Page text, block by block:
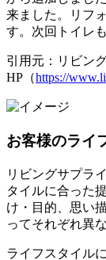
来ました。リフ
す。次回トイレ
引用元：リビン
HP（https://
お客様のライ
リビングサプラ
タイルに合った
け・目的、思い
ってそれぞれ異
ライフスタイル